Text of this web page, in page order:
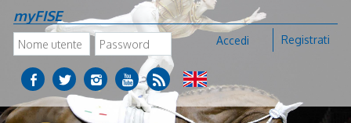
myFISE
Accedi Registrati